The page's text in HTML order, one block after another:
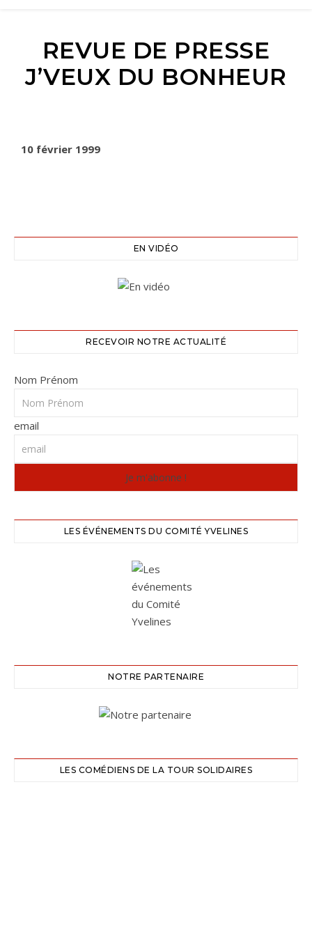
REVUE DE PRESSE
J’VEUX DU BONHEUR
10 février 1999
EN VIDÉO
RECEVOIR NOTRE ACTUALITÉ
Nom Prénom
email
LES ÉVÉNEMENTS DU COMITÉ YVELINES
NOTRE PARTENAIRE
LES COMÉDIENS DE LA TOUR SOLIDAIRES